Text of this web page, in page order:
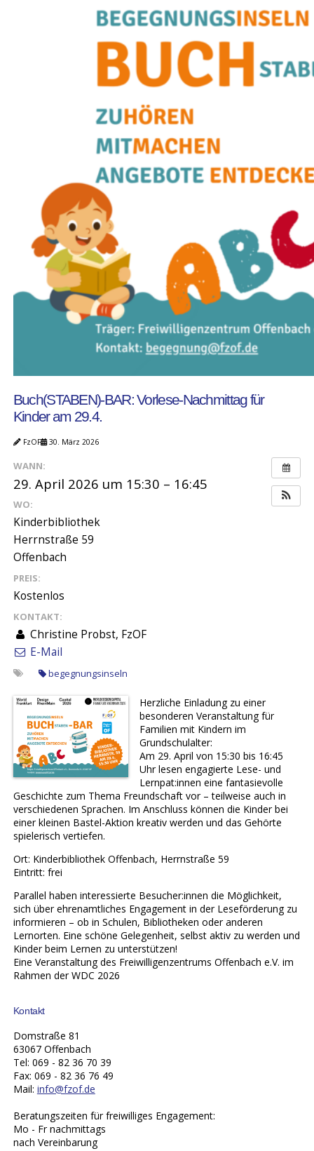
Buch(STABEN)-BAR: Vorlese-Nachmittag für
Kinder am 29.4.
FzOF 30. März 2026
WANN:
29. April 2026 um 15:30 – 16:45
WO:
Kinderbibliothek
Herrnstraße 59
Offenbach
PREIS:
Kostenlos
KONTAKT:
Christine Probst, FzOF
E-Mail
begegnungsinseln
Herzliche Einladung zu einer
besonderen Veranstaltung für
Familien mit Kindern im
Grundschulalter:
Am 29. April von 15:30 bis 16:45
Uhr lesen engagierte Lese- und
Lernpat:innen eine fantasievolle
Geschichte zum Thema Freundschaft vor – teilweise auch in
verschiedenen Sprachen. Im Anschluss können die Kinder bei
einer kleinen Bastel-Aktion kreativ werden und das Gehörte
spielerisch vertiefen.
Ort: Kinderbibliothek Offenbach, Herrnstraße 59
Eintritt: frei
Parallel haben interessierte Besucher:innen die Möglichkeit,
sich über ehrenamtliches Engagement in der Leseförderung zu
informieren – ob in Schulen, Bibliotheken oder anderen
Lernorten. Eine schöne Gelegenheit, selbst aktiv zu werden und
Kinder beim Lernen zu unterstützen!
Eine Veranstaltung des Freiwilligenzentrums Offenbach e.V. im
Rahmen der WDC 2026
Kontakt
Domstraße 81
63067 Offenbach
Tel: 069 - 82 36 70 39
Fax: 069 - 82 36 76 49
Mail: info@fzof.de
Beratungszeiten für freiwilliges Engagement:
Mo - Fr nachmittags
nach Vereinbarung